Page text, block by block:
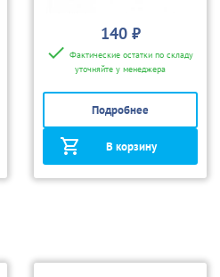
140 ₽
Фактические остатки по складу
уточняйте у менеджера
Подробнее
В корзину